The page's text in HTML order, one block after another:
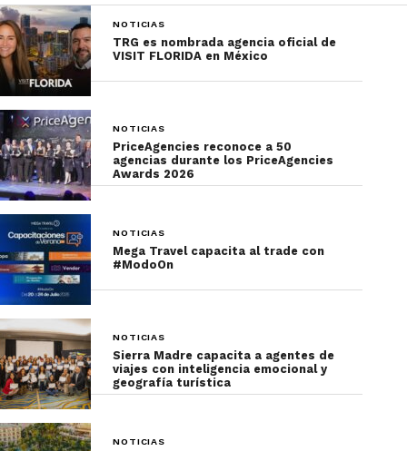
Para conocer más sobre las actividades que se
pueden realizar, los lugares para conocer y las
experiencias que vivir con el pase de abordar de
Emirates este verano, visita
Suscríbete en
noticias más importantes del turismo.
NOTICIAS
TRG es nombrada agencia oficial de
VISIT FLORIDA en México
NOTICIAS
PriceAgencies reconoce a 50
agencias durante los PriceAgencies
Awards 2026
NOTICIAS
Mega Travel capacita al trade con
#ModoOn
NOTICIAS
Sierra Madre capacita a agentes de
viajes con inteligencia emocional y
geografía turística
NOTICIAS